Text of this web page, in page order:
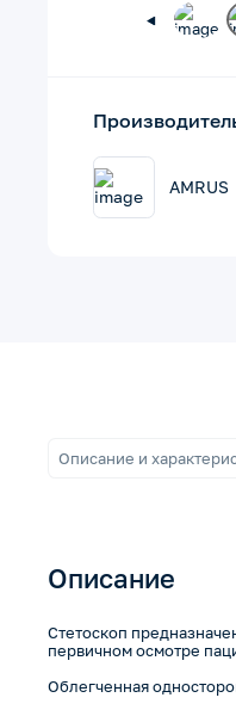
AMRUS
Описание и
Описание
Стетоскоп
первичном осмотре
Облегченная